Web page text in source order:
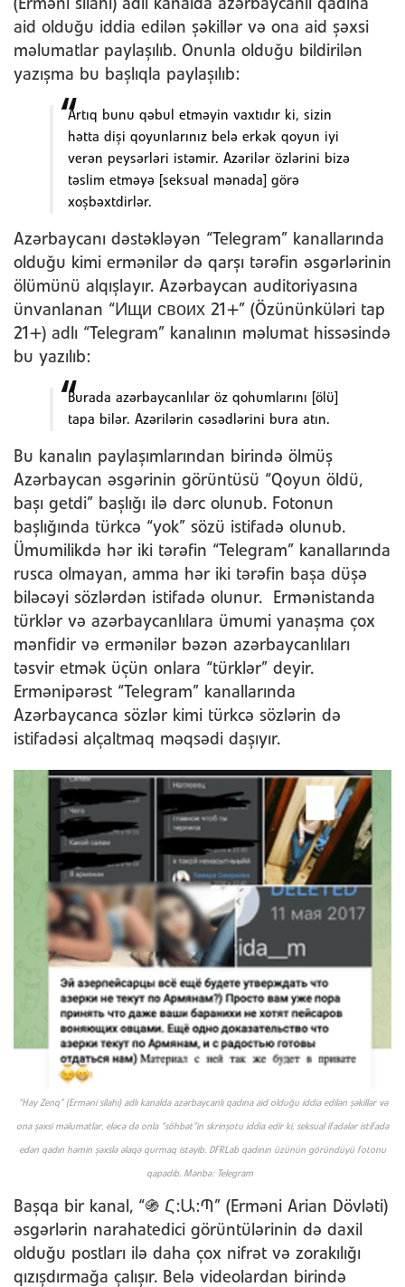
(Erməni silahı) adlı kanalda azərbaycanlı qadına
aid olduğu iddia edilən şəkillər və ona aid şəxsi
məlumatlar paylaşılıb. Onunla olduğu bildirilən
yazışma bu başlıqla paylaşılıb:
Artıq bunu qəbul etməyin vaxtıdır ki, sizin
hətta dişi qoyunlarınız belə erkək qoyun iyi
verən peysərləri istəmir. Azərilər özlərini bizə
təslim etməyə [seksual mənada] görə
xoşbəxtdirlər.
Azərbaycanı dəstəkləyən “Telegram” kanallarında
olduğu kimi ermənilər də qarşı tərəfin əsgərlərinin
ölümünü alqışlayır. Azərbaycan auditoriyasına
ünvanlanan “Ищи своих 21+” (Özününküləri tap
21+) adlı “Telegram” kanalının məlumat hissəsində
bu yazılıb:
Burada azərbaycanlılar öz qohumlarını [ölü]
tapa bilər. Azərilərin cəsədlərini bura atın.
Bu kanalın paylaşımlarından birində ölmüş
Azərbaycan əsgərinin görüntüsü “Qoyun öldü,
başı getdi” başlığı ilə dərc olunub. Fotonun
başlığında türkcə “yok” sözü istifadə olunub.
Ümumilikdə hər iki tərəfin “Telegram” kanallarında
rusca olmayan, amma hər iki tərəfin başa düşə
biləcəyi sözlərdən istifadə olunur. Ermənistanda
türklər və azərbaycanlılara ümumi yanaşma çox
mənfidir və ermənilər bəzən azərbaycanlıları
təsvir etmək üçün onlara “türklər” deyir.
Ermənipərəst “Telegram” kanallarında
Azərbaycanca sözlər kimi türkcə sözlərin də
istifadəsi alçaltmaq məqsədi daşıyır.
“Hay Zenq” (Erməni silahı) adlı kanalda azərbaycanlı qadına aid olduğu iddia edilən şəkillər və
ona şəxsi məlumatlar, eləcə də onla “söhbət”in skrinşotu iddia edir ki, seksual ifadələr istifadə
edən qadın həmin şəxslə əlaqə qurmaq istəyib. DFRLab qadının üzünün göründüyü fotonu
qapadıb. Mənbə: Telegram
Başqa bir kanal, “֍ Հ:Ա:Պ” (Erməni Arian Dövləti)
əsgərlərin narahatedici görüntülərinin də daxil
olduğu postları ilə daha çox nifrət və zorakılığı
qızışdırmağa çalışır. Belə videolardan birində